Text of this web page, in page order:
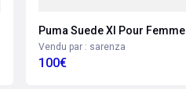
Puma Suede Xl Pour Femme
Vendu par : sarenza
100€